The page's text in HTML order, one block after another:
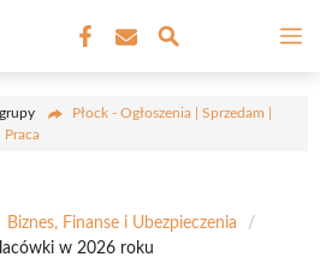
Płock - Ogłoszenia | Sprzedam |
Praca
Biznes, Finanse i Ubezpieczenia
/
w 2026 roku